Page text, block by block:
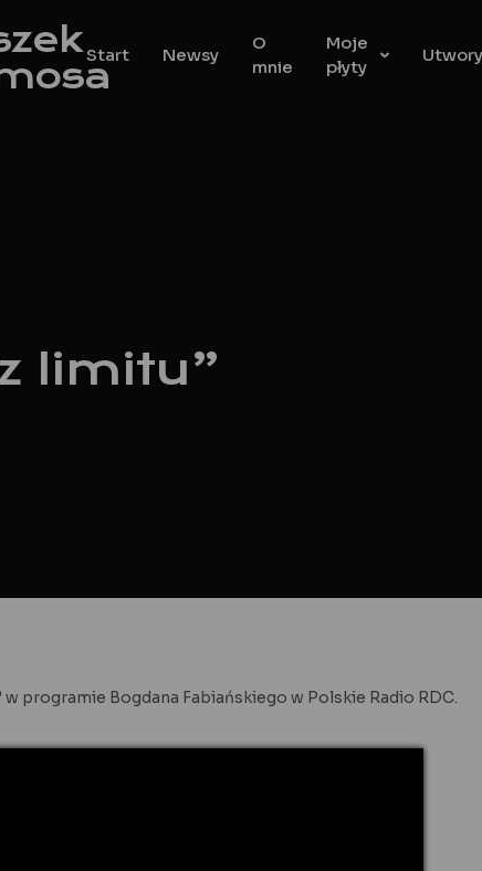
Start Newsy
O
mnie
Moje
płyty
Utwory
limitu”
programie Bogdana Fabiańskiego w Polskie Radio RDC.